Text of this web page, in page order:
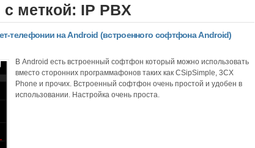
меткой: IP PBX
телефонии на Android (встроенного софтфона Android)
В Android есть встроенный софтфон который можно использовать
вместо сторонних программафонов таких как CSipSimple, 3CX
Phone и прочих. Встроенный софтфон очень простой и удобен в
использовании. Настройка очень проста.